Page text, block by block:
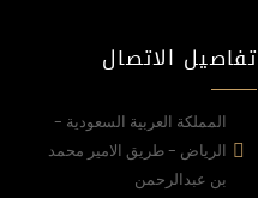
تفاصيل الاتصال
المملكة العربية السعودية -
الرياض - طريق الامير محمد
بن عبدالرحمن